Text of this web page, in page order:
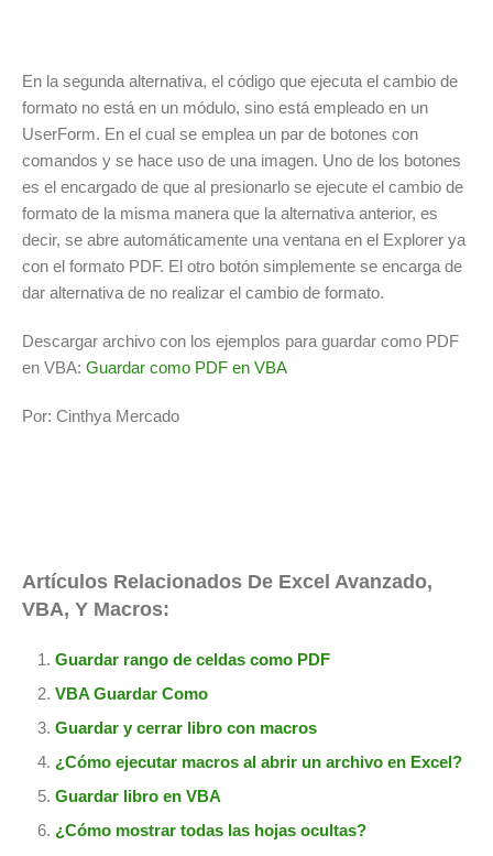
En la segunda alternativa, el código que ejecuta el cambio de
formato no está en un módulo, sino está empleado en un
UserForm. En el cual se emplea un par de botones con
comandos y se hace uso de una imagen. Uno de los botones
es el encargado de que al presionarlo se ejecute el cambio de
formato de la misma manera que la alternativa anterior, es
decir, se abre automáticamente una ventana en el Explorer ya
con el formato PDF. El otro botón simplemente se encarga de
dar alternativa de no realizar el cambio de formato.
Descargar archivo con los ejemplos para guardar como PDF
en VBA: Guardar como PDF en VBA
Por: Cinthya Mercado
Artículos Relacionados De Excel Avanzado,
VBA, Y Macros:
Guardar rango de celdas como PDF
VBA Guardar Como
Guardar y cerrar libro con macros
¿Cómo ejecutar macros al abrir un archivo en Excel?
Guardar libro en VBA
¿Cómo mostrar todas las hojas ocultas?